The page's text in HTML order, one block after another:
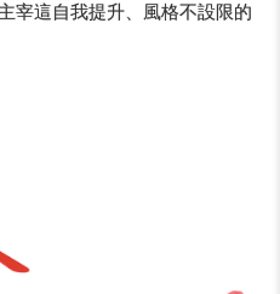
宰這自我提升、風格不設限的